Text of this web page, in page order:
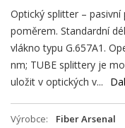
Optický splitter –
poměrem. Standardní
vlákno typu G.657A1.
nm; TUBE splittery je
uložit v optických v...
Výrobce
Fiber Arsenal